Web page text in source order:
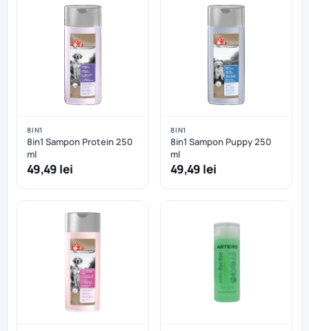
8IN1
8in1 Sampon Protein 250
ml
49,49 lei
8IN1
8in1 Sampon Puppy 250
ml
49,49 lei